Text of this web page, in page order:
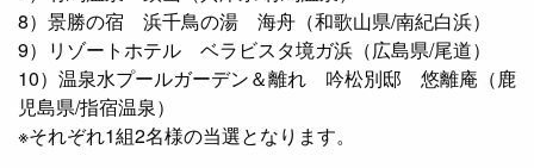
8）景勝の宿 浜千鳥の湯 海舟（和歌山県/南紀白浜）
9）リゾートホテル ベラビスタ境ガ浜（広島県/尾道）
10）温泉水プールガーデン＆離れ 吟松別邸 悠離庵（鹿
児島県/指宿温泉）
※それぞれ1組2名様の当選となります。